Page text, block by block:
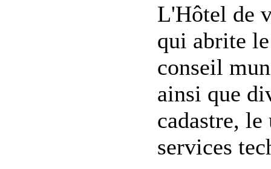
L'Hôtel de
qui abrite
conseil
ainsi que
cadastre,
services